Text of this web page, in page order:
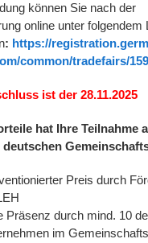
können Sie nach der
online unter folgendem
: https://
common/tradefairs/
ist der 28.11.2025
hat Ihre Teilnahme
Preis durch
Präsenz durch mind. 10
im